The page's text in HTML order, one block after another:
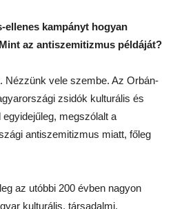
ellenes kampányt hogyan
az antiszemitizmus példáját?
Nézzünk vele szembe. Az Orbán-
zsidók kulturális és
megszólalt a
antiszemitizmus miatt, főleg
az utóbbi 200 évben nagyon
kulturális, társadalmi,